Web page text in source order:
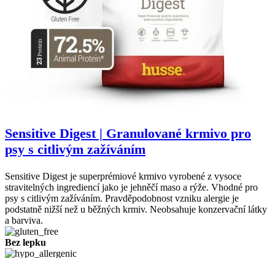
Sensitive Digest | Granulované krmivo pro
psy s citlivým zažíváním
Sensitive Digest je superprémiové krmivo vyrobené z vysoce
stravitelných ingrediencí jako je jehněčí maso a rýže. Vhodné pro
psy s citlivým zažíváním. Pravděpodobnost vzniku alergie je
podstatně nižší než u běžných krmiv. Neobsahuje konzervační látky
a barviva.
Bez lepku